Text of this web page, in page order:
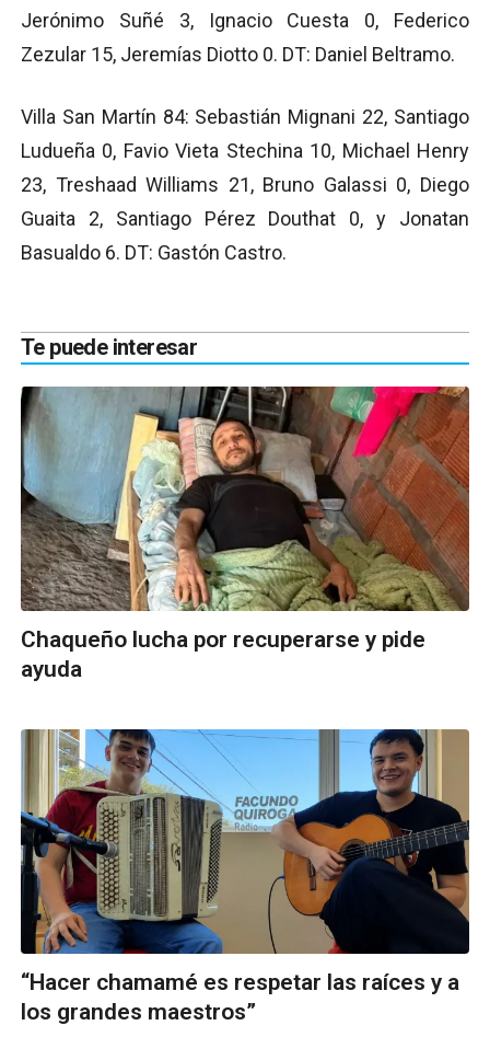
Jerónimo Suñé 3, Ignacio Cuesta 0, Federico
Zezular 15, Jeremías Diotto 0. DT: Daniel Beltramo.
Villa San Martín 84: Sebastián Mignani 22, Santiago
Ludueña 0, Favio Vieta Stechina 10, Michael Henry
23, Treshaad Williams 21, Bruno Galassi 0, Diego
Guaita 2, Santiago Pérez Douthat 0, y Jonatan
Basualdo 6. DT: Gastón Castro.
Te puede interesar
Chaqueño lucha por recuperarse y pide
ayuda
“Hacer chamamé es respetar las raíces y a
los grandes maestros”